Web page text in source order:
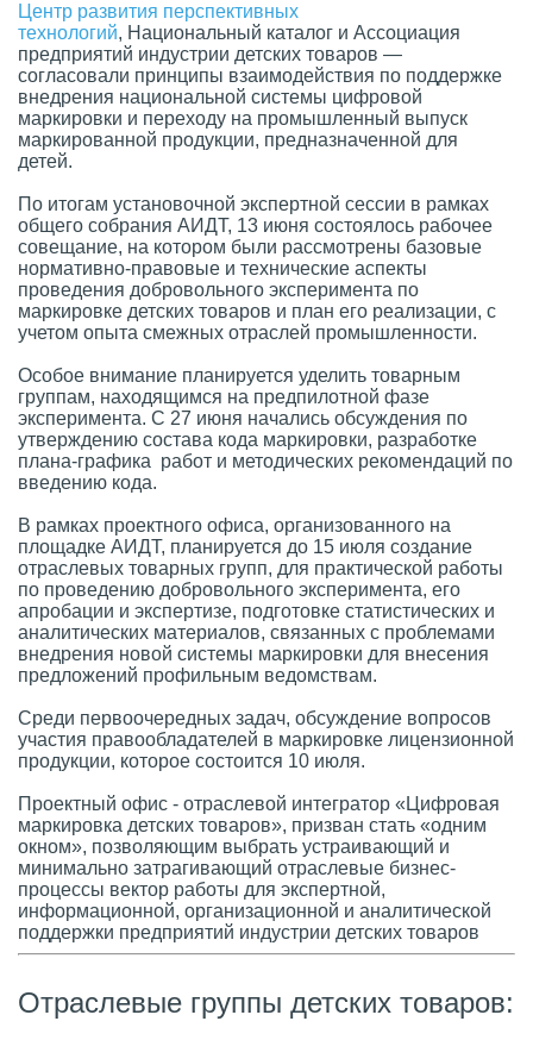
Центр развития перспективных
технологий, Национальный каталог и Ассоциация
предприятий индустрии детских товаров —
согласовали принципы взаимодействия по поддержке
внедрения национальной системы цифровой
маркировки и переходу на промышленный выпуск
маркированной продукции, предназначенной для
детей.
По итогам установочной экспертной сессии в рамках
общего собрания АИДТ, 13 июня состоялось рабочее
совещание, на котором были рассмотрены базовые
нормативно-правовые и технические аспекты
проведения добровольного эксперимента по
маркировке детских товаров и план его реализации, с
учетом опыта смежных отраслей промышленности.
Особое внимание планируется уделить товарным
группам, находящимся на предпилотной фазе
эксперимента. C 27 июня начались обсуждения по
утверждению состава кода маркировки, разработке
плана-графика работ и методических рекомендаций по
введению кода.
В рамках проектного офиса, организованного на
площадке АИДТ, планируется до 15 июля создание
отраслевых товарных групп, для практической работы
по проведению добровольного эксперимента, его
апробации и экспертизе, подготовке статистических и
аналитических материалов, связанных с проблемами
внедрения новой системы маркировки для внесения
предложений профильным ведомствам.
Среди первоочередных задач, обсуждение вопросов
участия правообладателей в маркировке лицензионной
продукции, которое состоится 10 июля.
Проектный офис - отраслевой интегратор «Цифровая
маркировка детских товаров», призван стать «одним
окном», позволяющим выбрать устраивающий и
минимально затрагивающий отраслевые бизнес-
процессы вектор работы для экспертной,
информационной, организационной и аналитической
поддержки предприятий индустрии детских товаров
Отраслевые группы детских товаров: